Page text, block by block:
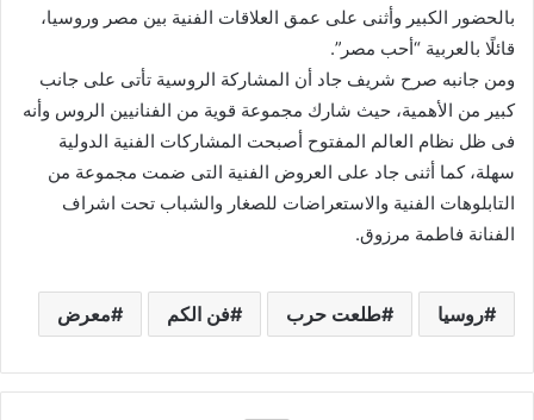
بالحضور الكبير وأثنى على عمق العلاقات الفنية بين مصر وروسيا،
قائلًا بالعربية “أحب مصر”.
ومن جانبه صرح شريف جاد أن المشاركة الروسية تأتى على جانب
كبير من الأهمية، حيث شارك مجموعة قوية من الفنانيين الروس وأنه
فى ظل نظام العالم المفتوح أصبحت المشاركات الفنية الدولية
سهلة، كما أثنى جاد على العروض الفنية التى ضمت مجموعة من
التابلوهات الفنية والاستعراضات للصغار والشباب تحت اشراف
الفنانة فاطمة مرزوق.
روسيا طلعت حرب فن الكم معرض